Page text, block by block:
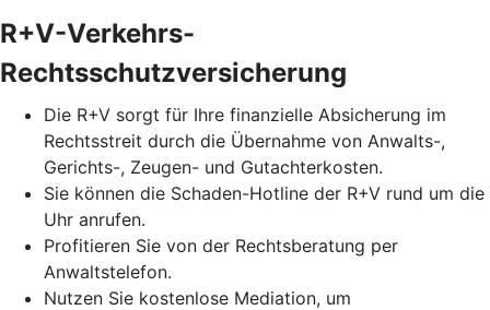
R+V-Verkehrs-
Rechtsschutzversicherung
Die R+V sorgt für Ihre finanzielle Absicherung im
Rechtsstreit durch die Übernahme von Anwalts-,
Gerichts-, Zeugen- und Gutachterkosten.
Sie können die Schaden-Hotline der R+V rund um die
Uhr anrufen.
Profitieren Sie von der Rechtsberatung per
Anwaltstelefon.
Nutzen Sie kostenlose Mediation, um